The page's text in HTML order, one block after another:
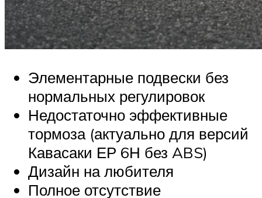
Элементарные подвески без
нормальных регулировок
Недостаточно эффективные
тормоза (актуально для версий
Кавасаки ЕР 6Н без ABS)
Дизайн на любителя
Полное отсутствие